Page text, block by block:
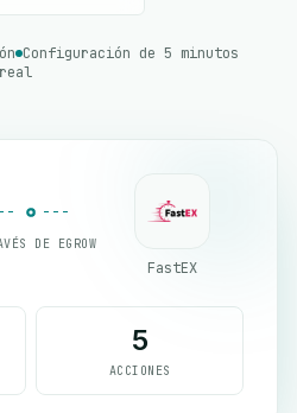
Configuración de 5 minutos
DE EGROW
FastEX
5
ACCIONES